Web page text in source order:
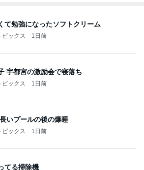
て勉強になったソフトクリーム
ックス 1日前
宇都宮の激励会で寝落ち
ックス 1日前
いプールの後の爆睡
ックス 1日前
てる掃除機